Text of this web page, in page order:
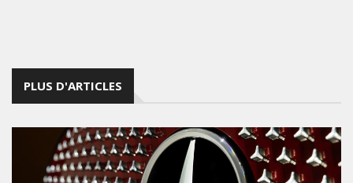
PLUS D'ARTICLES